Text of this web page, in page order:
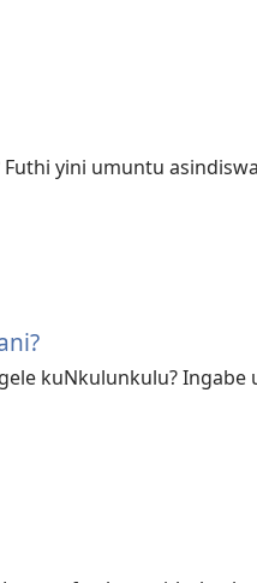
yini umuntu
kuNkulunkulu? Ingabe